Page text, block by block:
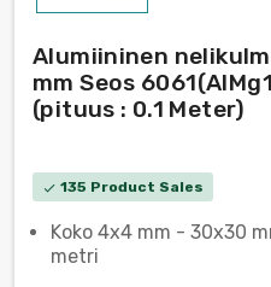
Alumiininen
mm Seos
(pituus : 0.1 Meter)
check 135 Product Sales
Koko 4x4 mm - 30x30
metri